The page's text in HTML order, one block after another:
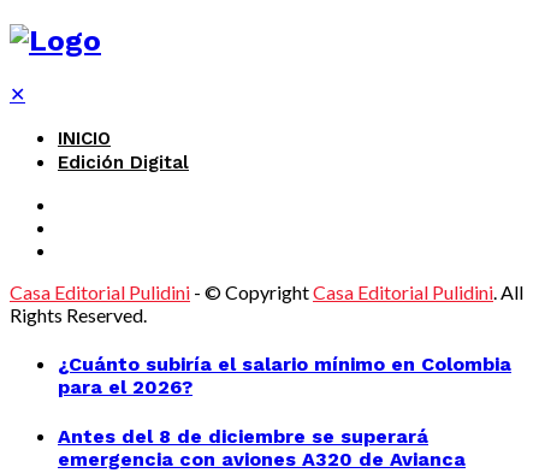
✕
INICIO
Edición Digital
Casa Editorial Pulidini - © CopyrightCasa Editorial Pulidini. All
Rights Reserved.
¿Cuánto subiría el salario mínimo en Colombia
para el 2026?
Antes del 8 de diciembre se superará
emergencia con aviones A320 de Avianca